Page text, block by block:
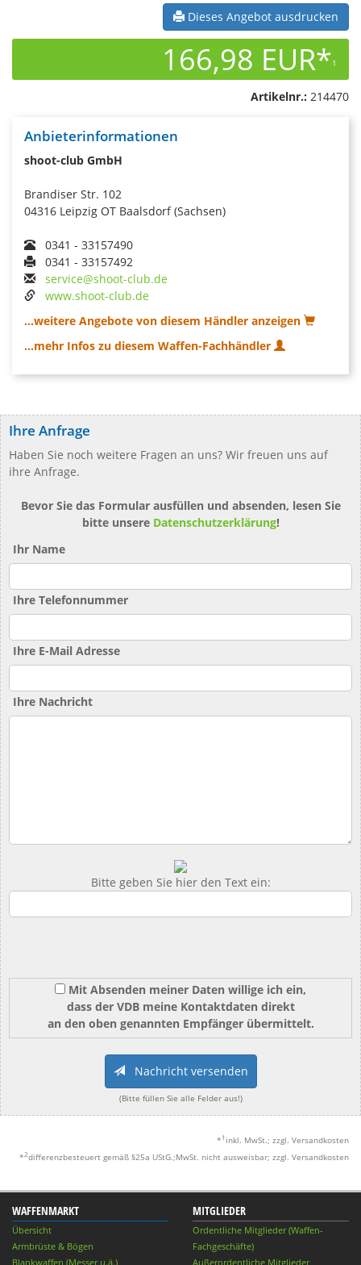
Dieses Angebot ausdrucken
166,98 EUR*1
Artikelnr.: 214470
Anbieterinformationen
shoot-club GmbH
Brandiser Str. 102
04316 Leipzig OT Baalsdorf (Sachsen)
0341 - 33157490
0341 - 33157492
service@shoot-club.de
www.shoot-club.de
...weitere Angebote von diesem Händler anzeigen
...mehr Infos zu diesem Waffen-Fachhändler
Ihre Anfrage
Haben Sie noch weitere Fragen an uns? Wir freuen uns auf
ihre Anfrage.
Bevor Sie das Formular ausfüllen und absenden, lesen Sie
bitte unsere Datenschutzerklärung!
Ihr Name
Ihre Telefonnummer
Ihre E-Mail Adresse
Ihre Nachricht
Bitte geben Sie hier den Text ein:
Mit Absenden meiner Daten willige ich ein,
dass der VDB meine Kontaktdaten direkt
an den oben genannten Empfänger übermittelt.
Nachricht versenden
(Bitte füllen Sie alle Felder aus!)
* 1 inkl. MwSt.; zzgl. Versandkosten
*2differenzbesteuert gemäß §25a UStG.;MwSt. nicht ausweisbar; zzgl. Versandkosten
WAFFENMARKT
Übersicht
Armbrüste & Bögen
Blankwaffen (Messer u.ä.)
MITGLIEDER
Ordentliche Mitglieder (Waffen-
Fachgeschäfte)
Außerordentliche Mitglieder